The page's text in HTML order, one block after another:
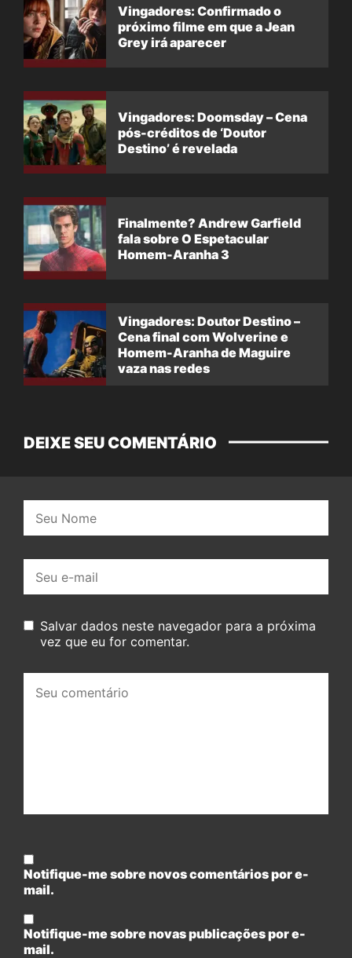
Vingadores: Confirmado o
próximo filme em que a Jean
Grey irá aparecer
Vingadores: Doomsday – Cena
pós-créditos de ‘Doutor
Destino’ é revelada
Finalmente? Andrew Garfield
fala sobre O Espetacular
Homem-Aranha 3
Vingadores: Doutor Destino –
Cena final com Wolverine e
Homem-Aranha de Maguire
vaza nas redes
DEIXE SEU COMENTÁRIO
mail:
Salvar dados neste navegador para a próxima
vez que eu for comentar.
comentário:
Notifique-me sobre novos comentários por e-
mail.
Notifique-me sobre novas publicações por e-
mail.